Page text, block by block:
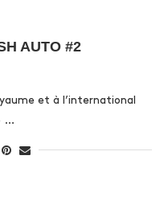
AUTO #2
et à l’international
…